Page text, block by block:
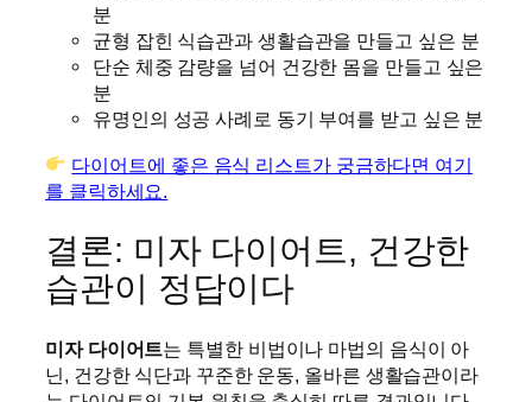
분
균형 잡힌 식습관과 생활습관을 만들고 싶은 분
단순 체중 감량을 넘어 건강한 몸을 만들고 싶은
분
유명인의 성공 사례로 동기 부여를 받고 싶은 분
다이어트에 좋은 음식 리스트가 궁금하다면 여기
를 클릭하세요.
결론: 미자 다이어트, 건강한
습관이 정답이다
미자 다이어트는 특별한 비법이나 마법의 음식이 아
닌, 건강한 식단과 꾸준한 운동, 올바른 생활습관이라